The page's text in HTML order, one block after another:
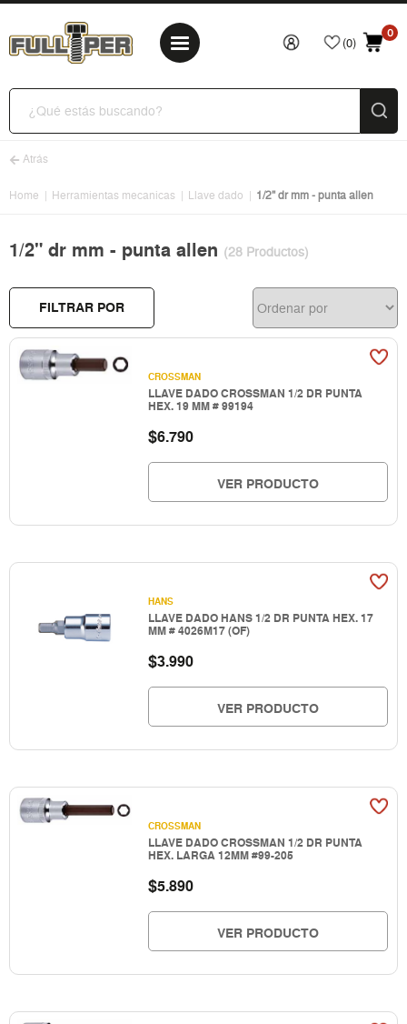
(0)
0
Atrás
Home Herramientas mecanicas Llave dado 1/2" dr mm - punta allen
1/2" dr mm - punta allen (28 Productos)
FILTRAR POR
CROSSMAN
LLAVE DADO CROSSMAN 1/2 DR PUNTA
HEX. 19 MM # 99194
$6.790
VER PRODUCTO
HANS
LLAVE DADO HANS 1/2 DR PUNTA HEX. 17
MM # 4026M17 (OF)
$3.990
VER PRODUCTO
CROSSMAN
LLAVE DADO CROSSMAN 1/2 DR PUNTA
HEX. LARGA 12MM #99-205
$5.890
VER PRODUCTO